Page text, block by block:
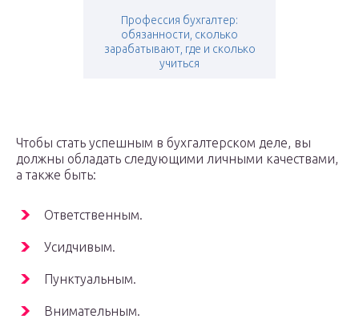
Профессия бухгалтер:
обязанности, сколько
зарабатывают, где и сколько
учиться
Чтобы стать успешным в бухгалтерском деле, вы
должны обладать следующими личными качествами,
а также быть:
Ответственным.
Усидчивым.
Пунктуальным.
Внимательным.